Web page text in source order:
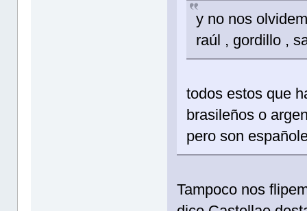
y no nos
raúl , gordillo ,
todos estos que
brasileños o
pero son
Tampoco nos